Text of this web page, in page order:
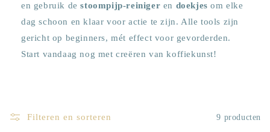
en gebruik destoompijp-reiniger en doekjes om elke
dag schoon en klaar voor actie te zijn. Alle tools zijn
gericht op beginners, mét effect voor gevorderden.
Start vandaag nog met creëren van koffie­kunst!
Filteren en sorteren 9 producten